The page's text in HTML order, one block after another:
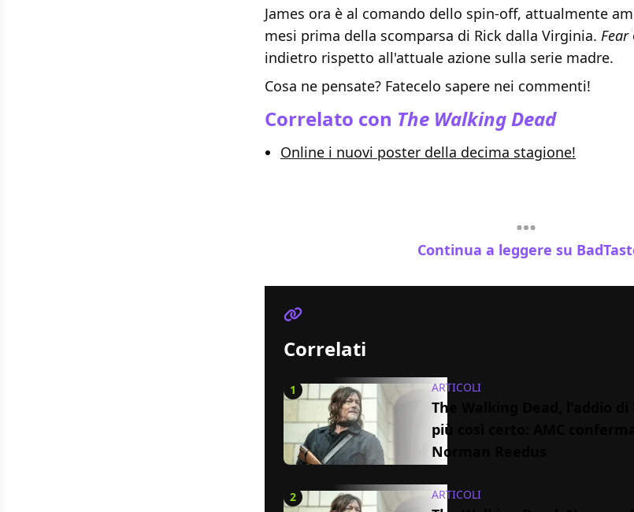
James ora è al comando dello spin-off, attualmente
mesi prima della scomparsa di Rick dalla Virginia. Fear
indietro rispetto all'attuale azione sulla serie madre.
Cosa ne pensate? Fatecelo sapere nei commenti!
Correlato con The Walking Dead
Online i nuovi poster della decima stagione!
Continua a leggere su
Correlati
1 ARTICOLI
The Walking Dead, l'addio di
più così certo: AMC
Norman Reedus
2 ARTICOLI